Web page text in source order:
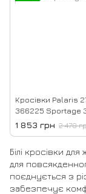
Кросівки Palaris
366225 Sportage
1 853 грн 2 470
Білі кросівки
для
поєднується з
забезпечує